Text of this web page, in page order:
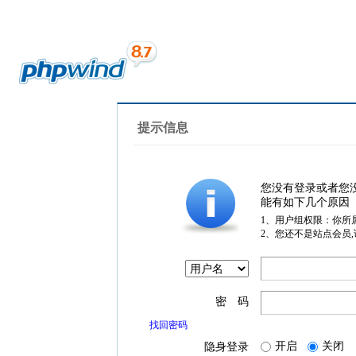
提示信息
您没有登录或者您
能有如下几个原因
1、用户组权限：你所
2、您还不是站点会员
密 码
找回密码
隐身登录 开启 关闭